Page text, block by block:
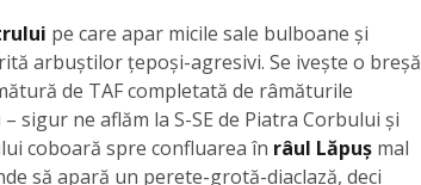
pe care apar micile sale bulboane și
arbuștilor țepoși-agresivi. Se ivește o breșă
de TAF completată de râmăturile
sigur ne aflăm la S-SE de Piatra Corbului și
coboară spre confluarea în râul Lăpuș mal
să apară un perete-grotă-diaclază, deci